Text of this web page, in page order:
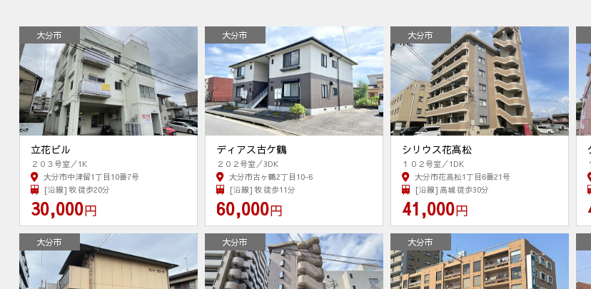
大分市
立花ビル
２０３号室／1K
大分市中津留1丁目10番7号
[沿線] 牧 徒歩20分
30,000円
大分市
ディアス古ケ鶴
２０２号室／3DK
大分市古ヶ鶴2丁目10-6
[沿線] 牧 徒歩11分
60,000円
大分市
シリウス花高松
１０２号室／1DK
大分市花高松1丁目6番21号
[沿線] 高城 徒歩30分
41,000円
大分市 大分市 大分市